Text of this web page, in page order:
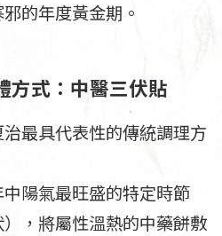
的年度黃金期。
方式：中醫三伏貼
治最具代表性的傳統調理方
陽氣最旺盛的特定時節
），將屬性溫熱的中藥餅敷